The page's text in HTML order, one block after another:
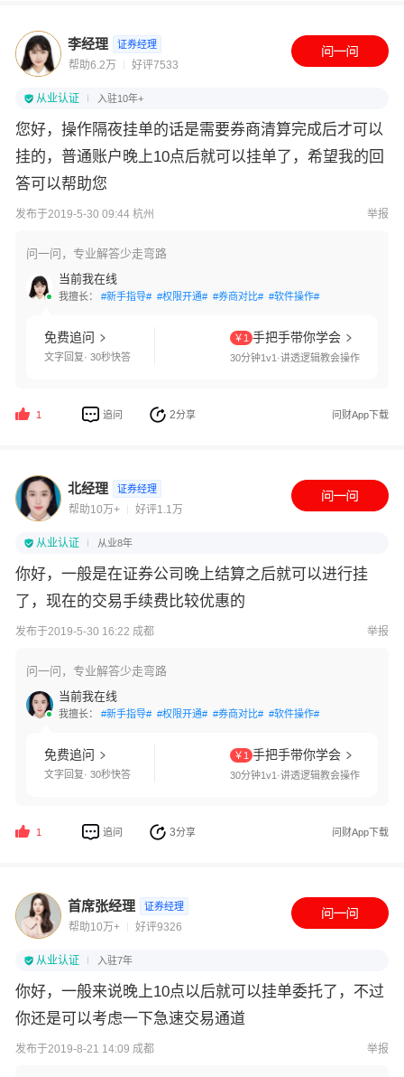
李经理 证券经理
帮助6.2万 好评7533
从业认证 入驻10年+
您好，操作隔夜挂单的话是需要券商清算完成后才可以
挂的，普通账户晚上10点后就可以挂单了，希望我的回
答可以帮助您
发布于2019-5-30 09:44 杭州 举报
问一问，专业解答少走弯路
当前我在线
我擅长： #新手指导# #权限开通# #券商对比# #软件操作#
免费追问
文字回复· 30秒快答
￥1 手把手带你学会
30分钟1v1·讲透逻辑教会操作
1 追问 2分享 问财App下载
北经理 证券经理
帮助10万+ 好评1.1万
从业认证 从业8年
你好，一般是在证券公司晚上结算之后就可以进行挂
了，现在的交易手续费比较优惠的
发布于2019-5-30 16:22 成都 举报
问一问，专业解答少走弯路
当前我在线
我擅长： #新手指导# #权限开通# #券商对比# #软件操作#
免费追问
文字回复· 30秒快答
￥1 手把手带你学会
30分钟1v1·讲透逻辑教会操作
1 追问 3分享 问财App下载
首席张经理 证券经理
帮助10万+ 好评9326
从业认证 入驻7年
你好，一般来说晚上10点以后就可以挂单委托了，不过
你还是可以考虑一下急速交易通道
发布于2019-8-21 14:09 成都 举报